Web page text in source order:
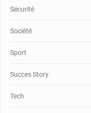
Sécurité
Société
Sport
Succes Story
Tech